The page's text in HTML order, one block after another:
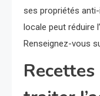
ses propriétés
locale peut réduire
Renseignez-vous